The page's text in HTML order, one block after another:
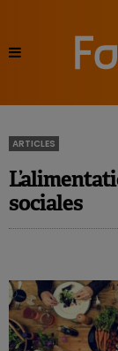
ARTICLES
sociales